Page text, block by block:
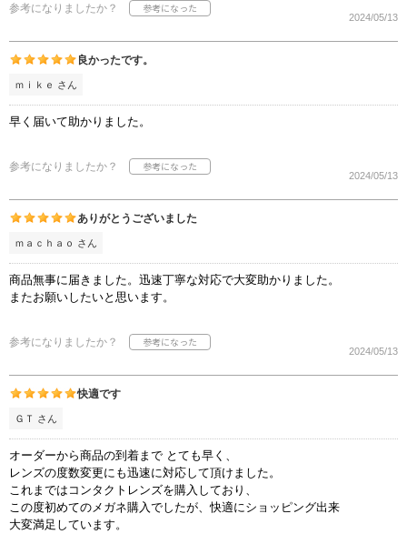
参考になりましたか？
2024/05/13
良かったです。
ｍｉｋｅ さん
早く届いて助かりました。
参考になりましたか？
2024/05/13
ありがとうございました
ｍａｃｈａｏ さん
商品無事に届きました。迅速丁寧な対応で大変助かりました。
またお願いしたいと思います。
参考になりましたか？
2024/05/13
快適です
ＧＴ さん
オーダーから商品の到着まで とても早く、
レンズの度数変更にも迅速に対応して頂けました。
これまではコンタクトレンズを購入しており、
この度初めてのメガネ購入でしたが、快適にショッピング出来
大変満足しています。